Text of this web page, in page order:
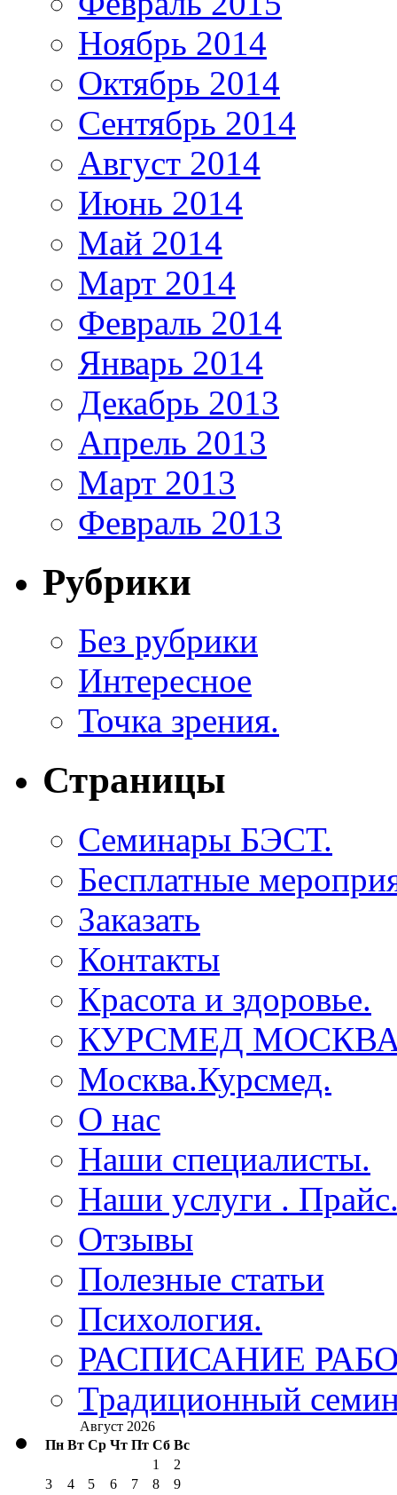
Ноябрь 2014
Октябрь 2014
Сентябрь 2014
Август 2014
Июнь 2014
Май 2014
Март 2014
Февраль 2014
Январь 2014
Декабрь 2013
Апрель 2013
Март 2013
Февраль 2013
Рубрики
Без рубрики
Интересное
Точка зрения.
Страницы
Семинары БЭСТ.
Бесплатные
Заказать
Контакты
Красота и здоровье.
КУРСМЕД
Москва.Курсмед.
О нас
Наши специалисты.
Наши услуги .
Отзывы
Полезные статьи
Психология.
РАСПИСАНИЕ
Традиционный
Август 2026
Пн Вт Ср Чт Пт Сб Вс
1
2
3
4 5 6 7 8
9